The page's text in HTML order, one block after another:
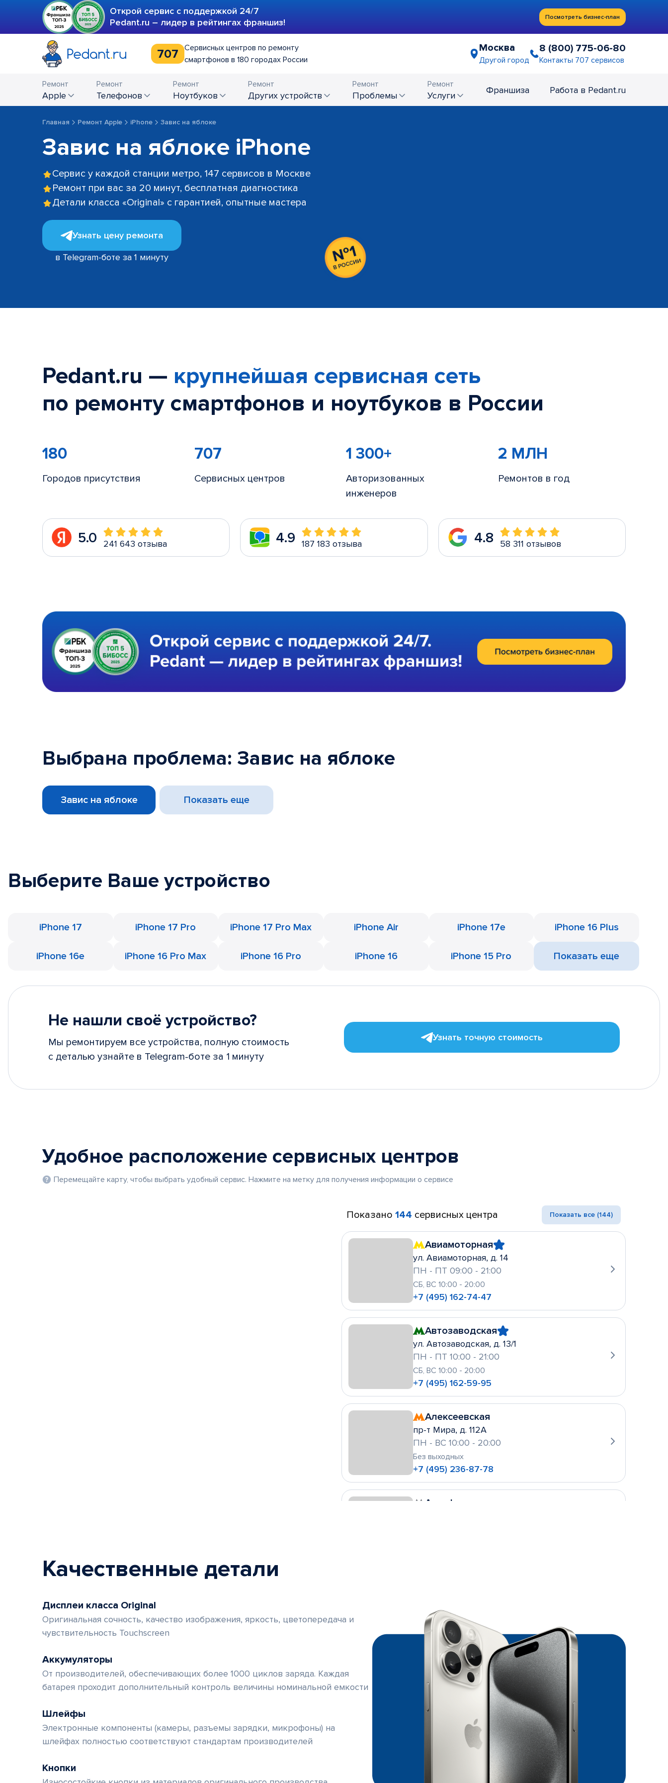
Открой сервис с поддержкой 24/7
Pedant.ru – лидер в рейтингах франшиз!
Посмотреть бизнес-план
707
Сервисных центров по ремонту
смартфонов в 180 городах России
Москва
Другой город
8 (800) 775-06-80
Контакты 707 сервисов
Ремонт
Apple
Ремонт
телефонов
Ремонт
ноутбуков
Ремонт
других устройств
Ремонт
проблемы
Ремонт
услуги Франшиза Работа в Pedant.ru
Главная Ремонт Apple iPhone Завис на яблоке
Завис на яблоке iPhone
Сервис у каждой станции метро, 147 сервисов в Москве
Ремонт при вас за 20 минут, бесплатная диагностика
Детали класса «Original» с гарантией, опытные мастера
Узнать цену ремонта
в Telegram-боте за 1 минуту
Pedant.ru — крупнейшая сервисная сеть
по ремонту смартфонов и ноутбуков в России
180
Городов присутствия
707
Сервисных центров
1 300+
Авторизованных
инженеров
2 МЛН
Ремонтов в год
5.0 241 643 отзыва 4.9 187 183 отзыва 4.8 58 311 отзывов
Выбрана проблема: Завис на яблоке
Завис на яблоке Показать еще
Выберите Ваше устройство
iPhone 17 iPhone 17 Pro iPhone 17 Pro Max iPhone Air iPhone 17e iPhone 16 Plus
iPhone 16e iPhone 16 Pro Max iPhone 16 Pro iPhone 16 iPhone 15 Pro Показать еще
Не нашли своё устройство?
Мы ремонтируем все устройства, полную стоимость
с деталью узнайте в Telegram-боте за 1 минуту
Узнать точную стоимость
Удобное расположение сервисных центров
Перемещайте карту, чтобы выбрать удобный сервис. Нажмите на метку для получения информации о сервисе
Показано 144 сервисных центра Показать все (144)
Авиамоторная
ул. Авиамоторная, д. 14
ПН - ПТ 09:00 - 21:00
СБ, ВС 10:00 - 20:00
+7 (495) 162-74-47
Автозаводская
ул. Автозаводская, д. 13/1
ПН - ПТ 10:00 - 21:00
СБ, ВС 10:00 - 20:00
+7 (495) 162-59-95
Алексеевская
пр-т Мира, д. 112А
ПН - ВС 10:00 - 20:00
Без выходных
+7 (495) 236-87-78
Алтуфьево
ПН - ПТ 09:00 - 21:00
СБ, ВС 10:00 - 21:00
+7 (499) 372-01-57
Аннино
Варшавское шоссе, д. 143А
ПН - ВС 10:00 - 21:00
Без выходных
+7 (495) 032-23-86
Ленинградский пр-т, д. 62
Качественные детали
Дисплеи класса Original
Оригинальная сочность, качество изображения, яркость, цветопередача и
чувствительность Touchscreen
Аккумуляторы
От производителей, обеспечивающих более 1000 циклов заряда. Каждая
батарея проходит дополнительный контроль величины номинальной емкости
Шлейфы
Электронные компоненты (камеры, разъемы зарядки, микрофоны) на
шлейфах полностью соответствуют стандартам производителей
Кнопки